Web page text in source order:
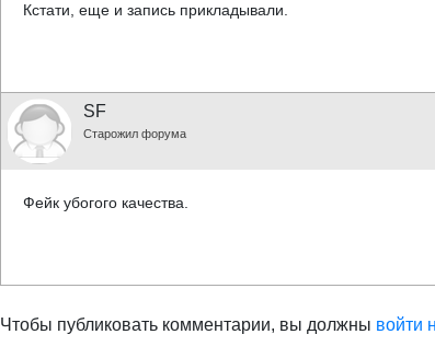
Кстати, еще и запись прикладывали.
SF
Старожил форума
Фейк убогого качества.
Чтобы публиковать комментарии, вы должны войти